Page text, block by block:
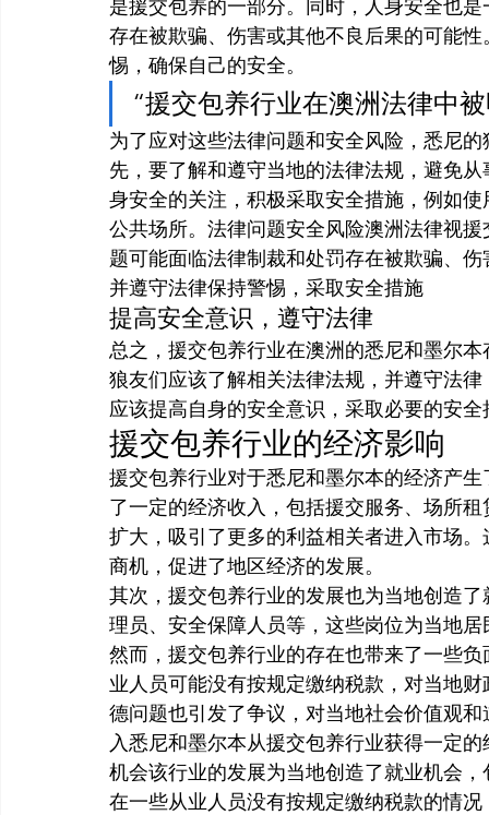
是援交包养的一部分。同时，人身安全也
存在被欺骗、伤害或其他不良后果的可能
惕，确保自己的安全。
“援交包养行业在澳洲法律中
为了应对这些法律问题和安全风险，悉尼
先，要了解和遵守当地的法律法规，避免
身安全的关注，积极采取安全措施，例如
公共场所。法律问题安全风险澳洲法律视
题可能面临法律制裁和处罚存在被欺骗、
并遵守法律保持警惕，采取安全措施
提高安全意识，遵守法律
总之，援交包养行业在澳洲的悉尼和墨尔
狼友们应该了解相关法律法规，并遵守法
应该提高自身的安全意识，采取必要的安
援交包养行业的经济影响
援交包养行业对于悉尼和墨尔本的经济产
了一定的经济收入，包括援交服务、场所
扩大，吸引了更多的利益相关者进入市场
商机，促进了地区经济的发展。
其次，援交包养行业的发展也为当地创造
理员、安全保障人员等，这些岗位为当地
然而，援交包养行业的存在也带来了一些
业人员可能没有按规定缴纳税款，对当地
德问题也引发了争议，对当地社会价值观
入悉尼和墨尔本从援交包养行业获得一定
机会该行业的发展为当地创造了就业机会
在一些从业人员没有按规定缴纳税款的情